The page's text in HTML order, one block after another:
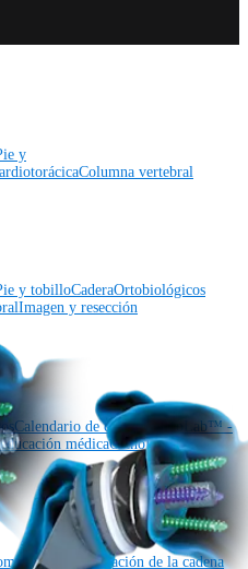
y
Columna vertebral
y tobilloCaderaOrtobiológicos
Imagen y resección
Calendario de cursosArthroLab™ -
médicaOrthoPedia
Divulgación de la cadena